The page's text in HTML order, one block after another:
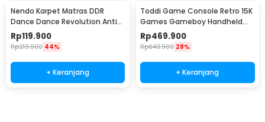
Nendo Karpet Matras DDR
Dance Dance Revolution Anti
Slip USB Pad - N5160
Rp119.900
Rp213.900 44%
+ Keranjang
Toddi Game Console Retro 15K
Games Gameboy Handheld
64GB 3.5 Inch - R36S
Rp469.900
Rp643.900 28%
+ Keranjang